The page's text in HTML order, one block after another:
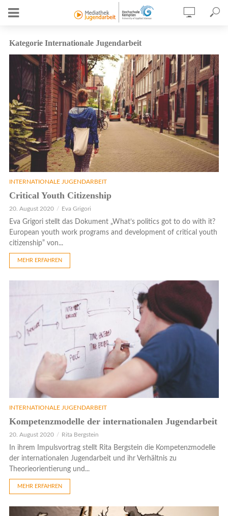
Kategorie Internationale Jugendarbeit
INTERNATIONALE JUGENDARBEIT
Critical Youth Citizenship
20. August 2020 Eva Grigori
Eva Grigori stellt das Dokument „What’s politics got to do with it?
European youth work programs and development of critical youth
citizenship” von...
MEHR ERFAHREN
INTERNATIONALE JUGENDARBEIT
Kompetenzmodelle der internationalen Jugendarbeit
20. August 2020 Rita Bergstein
In ihrem Impulsvortrag stellt Rita Bergstein die Kompetenzmodelle
der internationalen Jugendarbeit und ihr Verhältnis zu
Theorieorientierung und...
MEHR ERFAHREN